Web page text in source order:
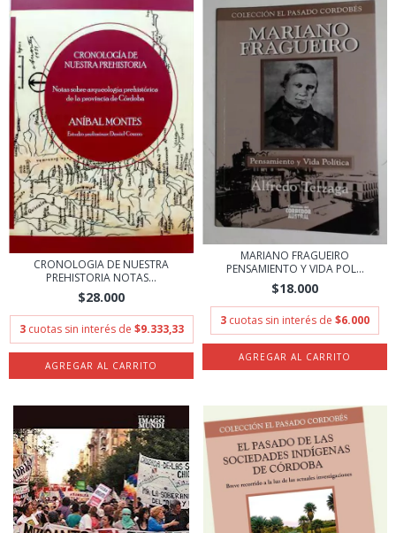
CRONOLOGIA DE NUESTRA
PREHISTORIA NOTAS...
$28.000
3 cuotas sin interés de $9.333,33
MARIANO FRAGUEIRO
PENSAMIENTO Y VIDA POL...
$18.000
3 cuotas sin interés de $6.000